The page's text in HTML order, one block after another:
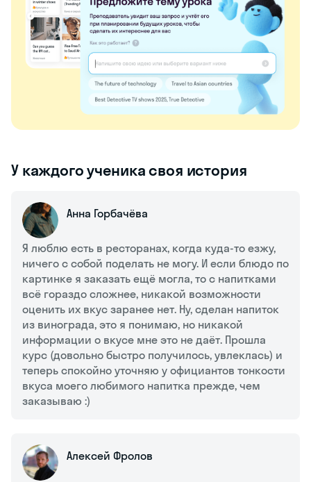
У каждого ученика своя история
Анна Горбачёва
Я люблю есть в ресторанах, когда куда-то езжу,
ничего с собой поделать не могу. И если блюдо по
картинке я заказать ещё могла, то с напитками
всё гораздо сложнее, никакой возможности
оценить их вкус заранее нет. Ну, сделан напиток
из винограда, это я понимаю, но никакой
информации о вкусе мне это не даёт. Прошла
курс (довольно быстро получилось, увлеклась) и
теперь спокойно уточняю у официантов тонкости
вкуса моего любимого напитка прежде, чем
заказываю :)
Алексей Фролов